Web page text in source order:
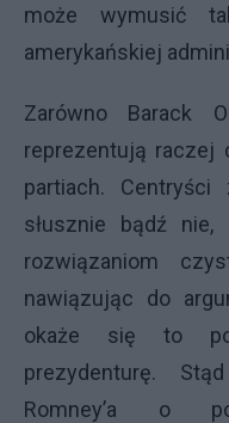
może wymusić
amerykańskiej
Zarówno Barack
reprezentują raczej
partiach.
słusznie bądź
rozwiązaniom
nawiązując do
okaże się to
prezydenturę.
Romney’a o